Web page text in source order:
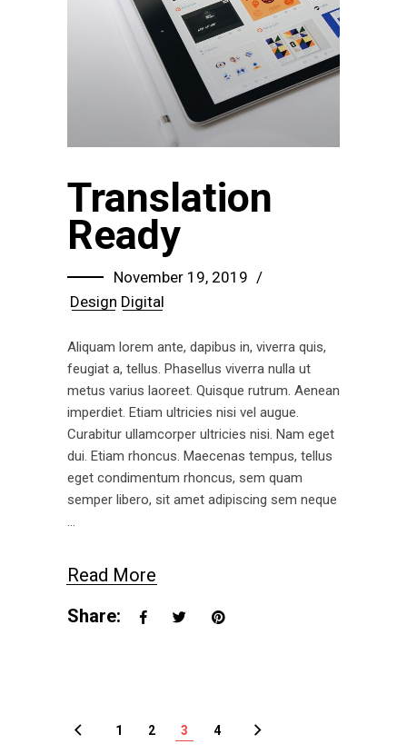
Translation
Ready
November 19, 2019
Design Digital
Aliquam lorem ante, dapibus in, viverra quis,
feugiat a, tellus. Phasellus viverra nulla ut
metus varius laoreet. Quisque rutrum. Aenean
imperdiet. Etiam ultricies nisi vel augue.
Curabitur ullamcorper ultricies nisi. Nam eget
dui. Etiam rhoncus. Maecenas tempus, tellus
eget condimentum rhoncus, sem quam
semper libero, sit amet adipiscing sem neque
Read More
Share:
1 2 3 4